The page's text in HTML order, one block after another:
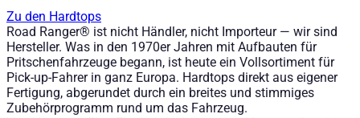
Zu den Hardtops
Road Ranger® ist nicht Händler, nicht Importeur — wir sind
Hersteller. Was in den 1970er Jahren mit Aufbauten für
Pritschenfahrzeuge begann, ist heute ein Vollsortiment für
Pick-up-Fahrer in ganz Europa. Hardtops direkt aus eigener
Fertigung, abgerundet durch ein breites und stimmiges
Zubehörprogramm rund um das Fahrzeug.